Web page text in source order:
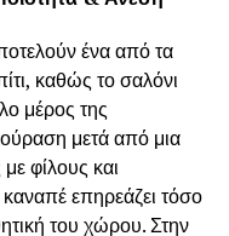
ένα από τα
καθώς το σαλόνι
μέρος της
μετά από μια
με φίλους και
επηρεάζει τόσο
του χώρου. Στην